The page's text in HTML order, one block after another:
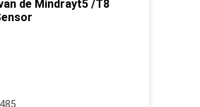
de Mindrayt5 /T8